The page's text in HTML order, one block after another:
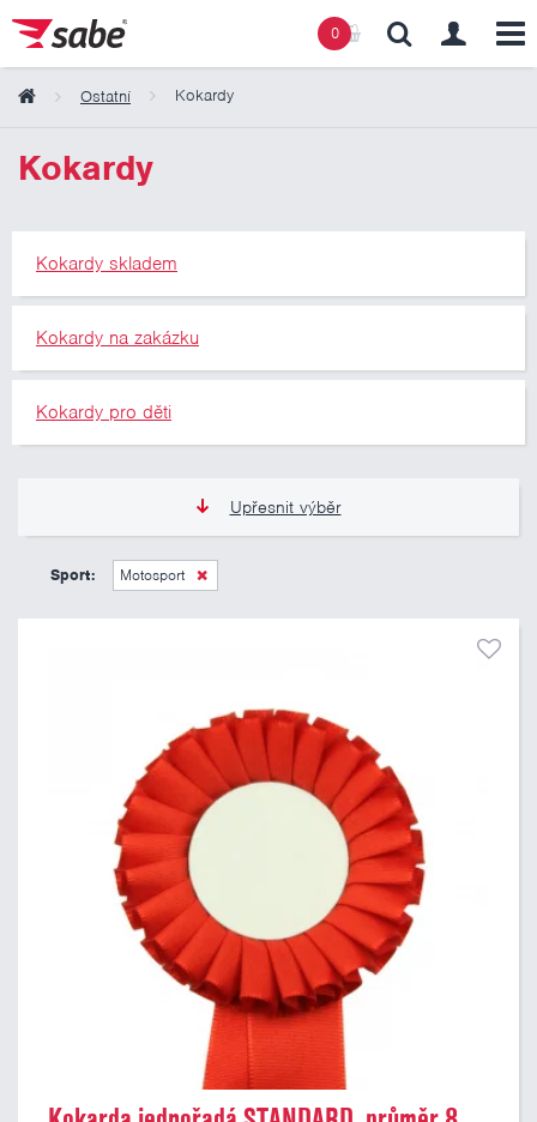
0
Ostatní Kokardy
Kokardy
Kokardy skladem
Kokardy na zakázku
Kokardy pro děti
Upřesnit výběr
45 Kč
Sport: Motosport
Obsah košíku